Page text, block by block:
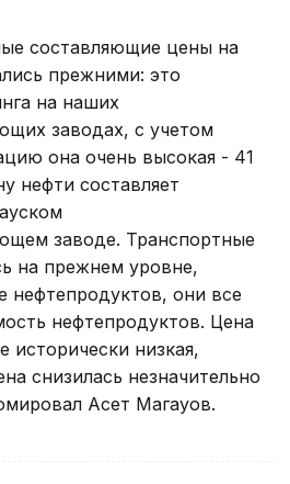
составляющие цены на
прежними: это
на наших
заводах, с учетом
она очень высокая - 41
нефти составляет
заводе. Транспортные
на прежнем уровне,
нефтепродуктов, они все
нефтепродуктов. Цена
исторически низкая,
снизилась незначительно
Асет Магауов.